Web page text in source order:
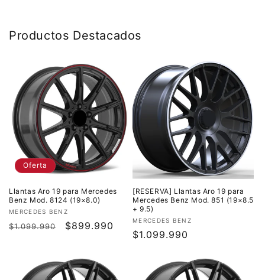
Productos Destacados
Oferta
Llantas Aro 19 para Mercedes
Benz Mod. 8124 (19×8.0)
Proveedor:
MERCEDES BENZ
Precio
$1.099.990
Precio
$899.990
[RESERVA] Llantas Aro 19 para
Mercedes Benz Mod. 851 (19×8.5
+ 9.5)
Proveedor:
MERCEDES BENZ
Precio
$1.099.990